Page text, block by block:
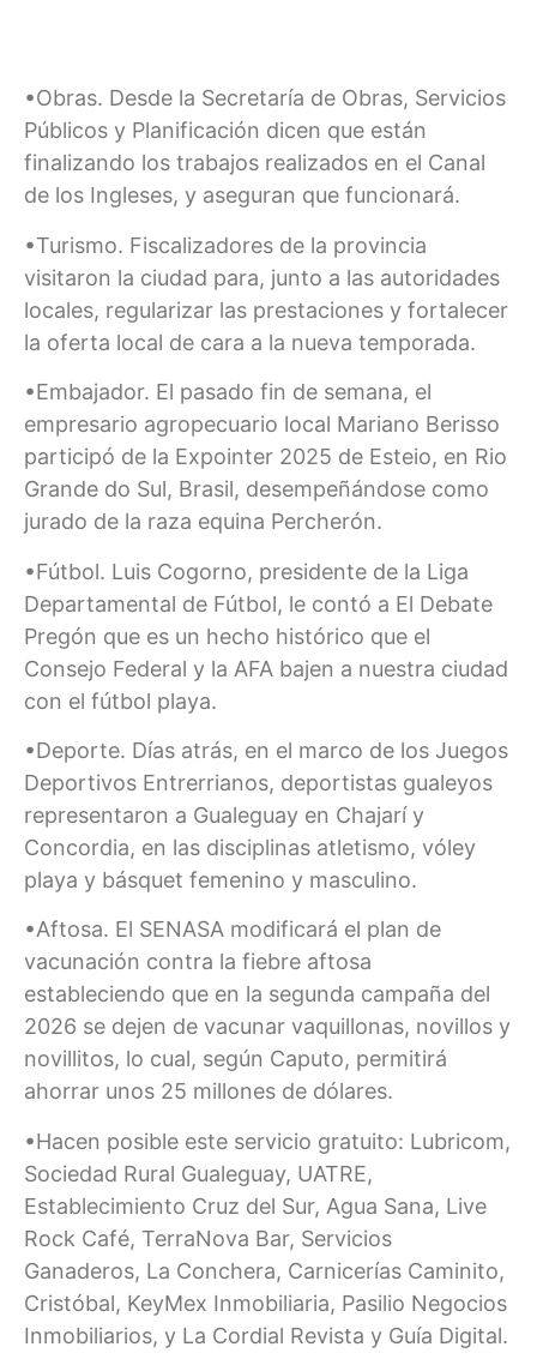
•Obras. Desde la Secretaría de Obras, Servicios
Públicos y Planificación dicen que están
finalizando los trabajos realizados en el Canal
de los Ingleses, y aseguran que funcionará.
•Turismo. Fiscalizadores de la provincia
visitaron la ciudad para, junto a las autoridades
locales, regularizar las prestaciones y fortalecer
la oferta local de cara a la nueva temporada.
•Embajador. El pasado fin de semana, el
empresario agropecuario local Mariano Berisso
participó de la Expointer 2025 de Esteio, en Rio
Grande do Sul, Brasil, desempeñándose como
jurado de la raza equina Percherón.
•Fútbol. Luis Cogorno, presidente de la Liga
Departamental de Fútbol, le contó a El Debate
Pregón que es un hecho histórico que el
Consejo Federal y la AFA bajen a nuestra ciudad
con el fútbol playa.
•Deporte. Días atrás, en el marco de los Juegos
Deportivos Entrerrianos, deportistas gualeyos
representaron a Gualeguay en Chajarí y
Concordia, en las disciplinas atletismo, vóley
playa y básquet femenino y masculino.
•Aftosa. El SENASA modificará el plan de
vacunación contra la fiebre aftosa
estableciendo que en la segunda campaña del
2026 se dejen de vacunar vaquillonas, novillos y
novillitos, lo cual, según Caputo, permitirá
ahorrar unos 25 millones de dólares.
•Hacen posible este servicio gratuito: Lubricom,
Sociedad Rural Gualeguay, UATRE,
Establecimiento Cruz del Sur, Agua Sana, Live
Rock Café, TerraNova Bar, Servicios
Ganaderos, La Conchera, Carnicerías Caminito,
Cristóbal, KeyMex Inmobiliaria, Pasilio Negocios
Inmobiliarios, y La Cordial Revista y Guía Digital.